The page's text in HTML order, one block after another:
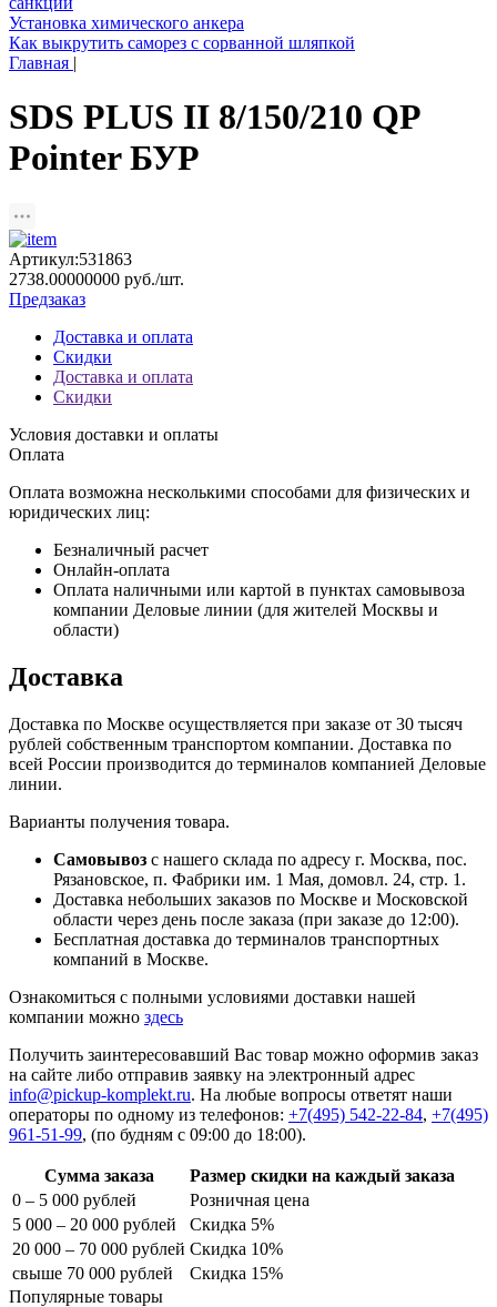
Установка химического анкера
Как выкрутить саморез с сорванной шляпкой
Главная |
SDS PLUS II 8/150/210 QP
Pointer БУР
Артикул:531863
2738.00000000 руб./шт.
Предзаказ
Доставка и оплата
Скидки
Доставка и оплата
Скидки
Условия доставки и оплаты
Оплата
Оплата возможна несколькими способами для физических и
юридических лиц:
Безналичный расчет
Онлайн-оплата
Оплата наличными или картой в пунктах самовывоза
компании Деловые линии (для жителей Москвы и
области)
Доставка
Доставка по Москве осуществляется при заказе от 30 тысяч
рублей собственным транспортом компании. Доставка по
всей России производится до терминалов компанией Деловые
линии.
Варианты получения товара.
Самовывоз с нашего склада по адресу г. Москва, пос.
Рязановское, п. Фабрики им. 1 Мая, домовл. 24, стр. 1.
Доставка небольших заказов по Москве и Московской
области через день после заказа (при заказе до 12:00).
Бесплатная доставка до терминалов транспортных
компаний в Москве.
Ознакомиться с полными условиями доставки нашей
компании можно здесь
Получить заинтересовавший Вас товар можно оформив заказ
на сайте либо отправив заявку на электронный адрес
info@pickup-komplekt.ru. На любые вопросы ответят наши
операторы по одному из телефонов: +7(495) 542-22-84, +7(495)
961-51-99, (по будням с 09:00 до 18:00).
Сумма заказа
Размер скидки на каждый заказа
0 – 5 000 рублей
Розничная цена
5 000 – 20 000 рублей
Скидка 5%
20 000 – 70 000 рублей Скидка 10%
свыше 70 000 рублей
Скидка 15%
Популярные товары